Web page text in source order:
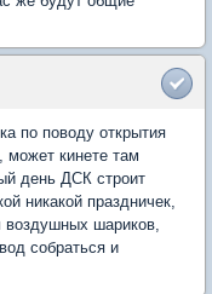
по поводу открытия
может кинете там
день ДСК строит
никакой праздничек,
воздушных шариков,
собраться и